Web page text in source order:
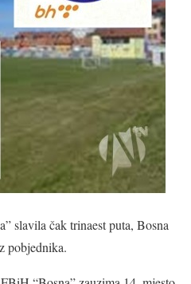
slavila čak trinaest puta, Bosna
pobjednika.